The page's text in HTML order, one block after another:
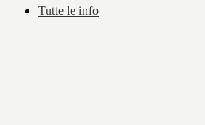
Tutte le info